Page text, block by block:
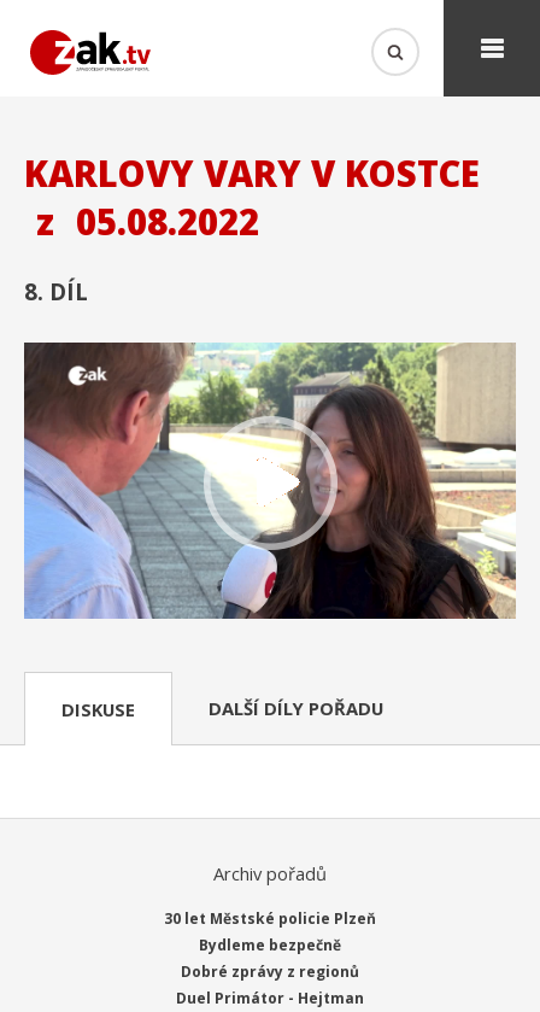
KARLOVY VARY V KOSTCE
z 05.08.2022
8. DÍL
DISKUSE DALŠÍ DÍLY POŘADU
Archiv pořadů
30 let Městské policie Plzeň
Bydleme bezpečně
Dobré zprávy z regionů
Duel Primátor - Hejtman